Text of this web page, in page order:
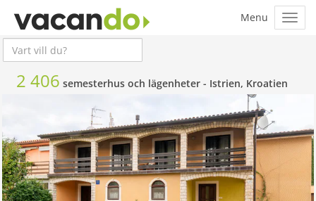
2 406 semesterhus och lägenheter - Istrien, Kroatien